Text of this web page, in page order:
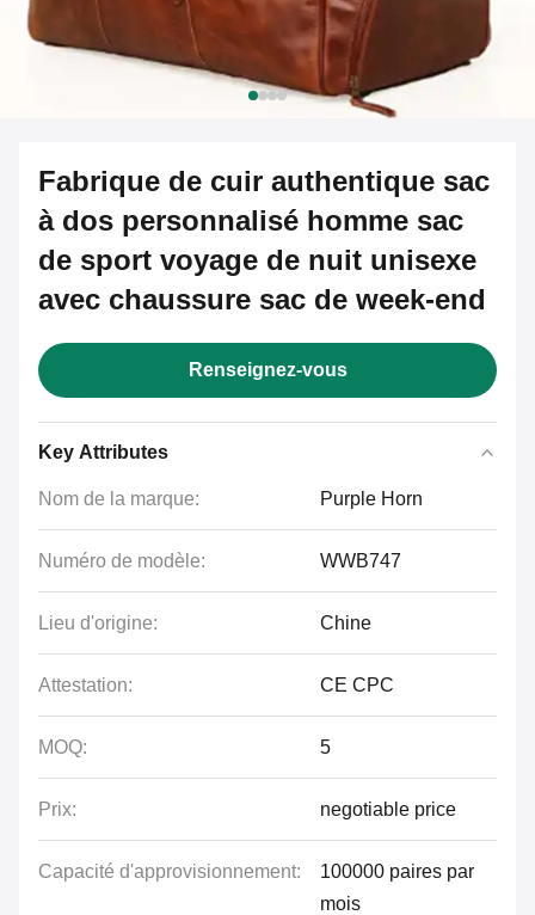
Fabrique de cuir authentique sac
à dos personnalisé homme sac
de sport voyage de nuit unisexe
avec chaussure sac de week-end
Renseignez-vous
Key Attributes
Nom de la marque: Purple Horn
Numéro de modèle: WWB747
Lieu d'origine: Chine
Attestation: CE CPC
MOQ: 5
Prix: negotiable price
Capacité d'approvisionnement:
100000 paires par
mois